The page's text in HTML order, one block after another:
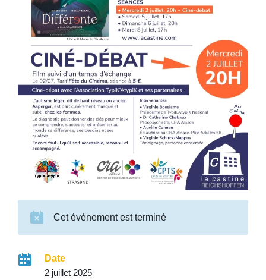
Cet événement est terminé
Date
2 juillet 2025